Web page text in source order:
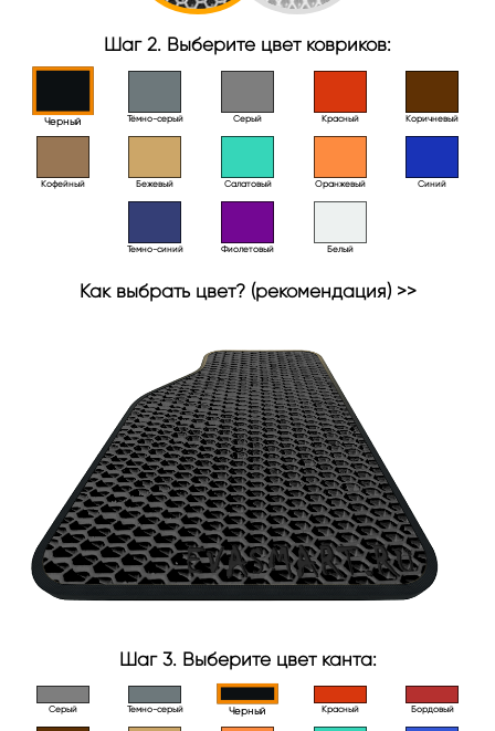
Шаг 2. Выберите цвет ковриков:
Черный Тёмно-серый Серый Красный Коричневый
Кофейный Бежевый Салатовый Оранжевый Синий
Темно-синий Фиолетовый Белый
Как выбрать цвет? (рекомендация) >>
Шаг 3. Выберите цвет канта:
Серый Темно-серый Черный Красный Бордовый